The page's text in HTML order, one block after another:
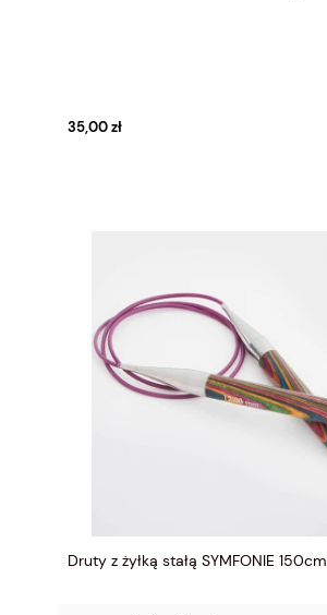
35,00 zł
Druty z żyłką stałą SYMFONIE 150cm